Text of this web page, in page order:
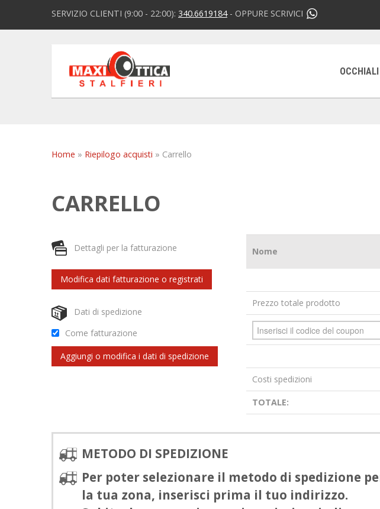
SERVIZIO CLIENTI (9:00 - 22:00): 340.6619184- OPPURE SCRIVICI
Home » Riepilogo acquisti » Carrello
CARRELLO
Dettagli per la fatturazione
Modifica dati fatturazione o registrati
Dati di spedizione
Come fatturazione
Aggiungi o modifica i dati di spedizione
Nome
Prezzo totale prodotto
Costi spedizioni
TOTALE:
METODO DI SPEDIZIONE
Per poter selezionare il metodo di spedizione
la tua zona, inserisci prima il tuo indirizzo.